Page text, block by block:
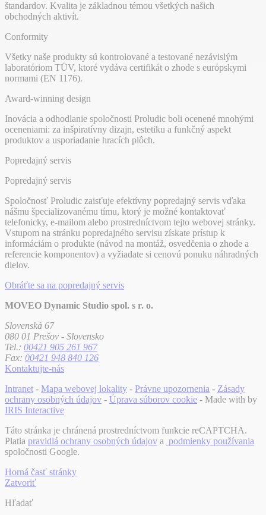
štandardov. Kvalita je základnou témou všetkých našich
obchodných aktivít.
Conformity
Všetky naše produkty sú kontrolované a testované nezávislým
laboratóriom TÜV, ktoré vydáva certifikát o zhode s európskymi
normami (EN 1176).
Award-winning design
Inovácia a odhodlanie spoločnosti Proludic boli ocenené mnohými
oceneniami: za inšpiratívny dizajn, estetiku a funkčný aspekt
produktov a usporiadanie hracích plôch.
Popredajný servis
Popredajný servis
Spoločnosť Proludic zaisťuje efektívny popredajný servis vďaka
nášmu špecializovanému tímu, ktorý je možné kontaktovať
telefonicky, e-mailom alebo prostredníctvom tejto webovej stránky.
Vstupom na stránku popredajného servisu získate prístup k
informáciám o produkte (návod na montáž, osvedčenia o zhode a
referencie komponentov) a vyžiadate si cenovú ponuku náhradných
dielov.
Obráťte sa na popredajný servis
MOVEO Dynamic Studio spol. s r. o.
Slovenská 67
080 01 Prešov - Slovensko
Tel.: 00421 905 261 967
Fax: 00421 948 840 126
Kontaktujte-nás
Intranet - Mapa webovej lokality - Právne upozornenia - Zásady
ochrany osobných údajov - Úprava súborov cookie - Made with by
IRIS Interactive
Táto stránka je chránená prostredníctvom funkcie reCAPTCHA.
Platia pravidlá ochrany osobných údajov a podmienky používania
spoločnosti Google.
Horná časť stránky
Zatvoriť
Hľadať